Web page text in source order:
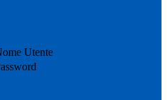
Utente